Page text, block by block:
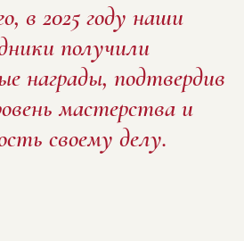
в 2025 году наши
получили
награды, подтвердив
мастерства и
своему делу.